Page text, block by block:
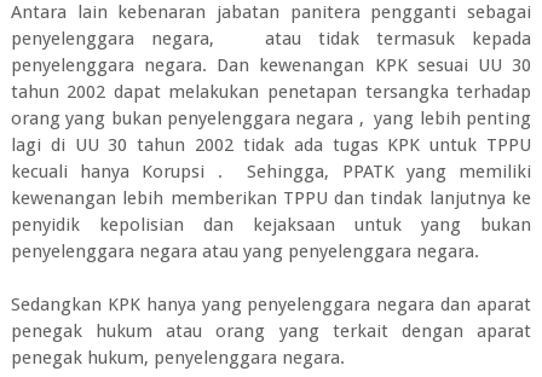
Antara lain kebenaran jabatan panitera pengganti sebagai
penyelenggara negara, atau tidak termasuk kepada
penyelenggara negara. Dan kewenangan KPK sesuai UU 30
tahun 2002 dapat melakukan penetapan tersangka terhadap
orang yang bukan penyelenggara negara , yang lebih penting
lagi di UU 30 tahun 2002 tidak ada tugas KPK untuk TPPU
kecuali hanya Korupsi . Sehingga, PPATK yang memiliki
kewenangan lebih memberikan TPPU dan tindak lanjutnya ke
penyidik kepolisian dan kejaksaan untuk yang bukan
penyelenggara negara atau yang penyelenggara negara.
Sedangkan KPK hanya yang penyelenggara negara dan aparat
penegak hukum atau orang yang terkait dengan aparat
penegak hukum, penyelenggara negara.